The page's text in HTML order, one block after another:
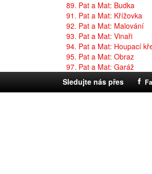
89. Pat a Mat: Budka
91. Pat a Mat: Křížovka
92. Pat a Mat: Malování
93. Pat a Mat: Vinaři
94. Pat a Mat: Houpací
95. Pat a Mat: Obraz
97. Pat a Mat: Garáž
Sledujte nás přes